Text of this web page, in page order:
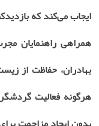
ایجاب می‌کند که
همراهی راهنمایان
بهادران، حفاظت از
هرگونه فعالیت